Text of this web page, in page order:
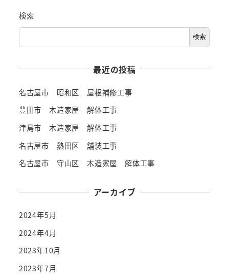
検索
検索
最近の投稿
名古屋市 昭和区 屋根補修工事
豊田市 木造家屋 解体工事
津島市 木造家屋 解体工事
名古屋市 熱田区 舗装工事
名古屋市 守山区 木造家屋 解体工事
アーカイブ
2024年5月
2024年4月
2023年10月
2023年7月